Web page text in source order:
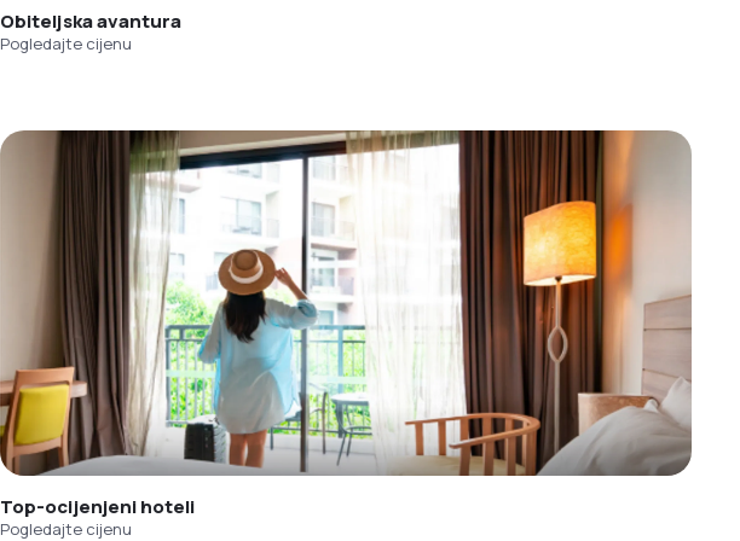
Obiteljska avantura
Pogledajte cijenu
Top-ocijenjeni hoteli
Pogledajte cijenu